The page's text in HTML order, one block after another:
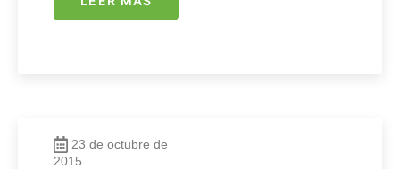
23 de octubre de
2015